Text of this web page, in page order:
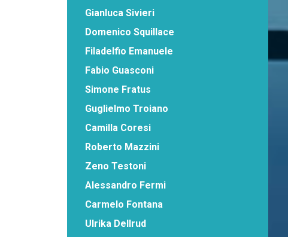
Gianluca Sivieri
Domenico Squillace
Filadelfio Emanuele
Fabio Guasconi
Simone Fratus
Guglielmo Troiano
Camilla Coresi
Roberto Mazzini
Zeno Testoni
Alessandro Fermi
Carmelo Fontana
Ulrika Dellrud